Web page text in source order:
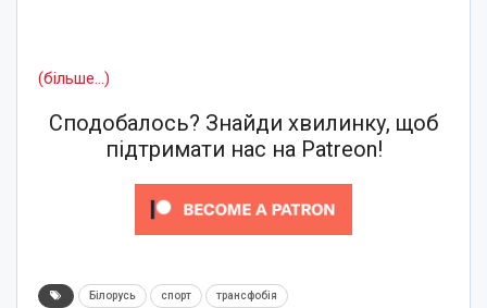
(більше…)
Сподобалось? Знайди хвилинку, щоб
підтримати нас на Patreon!
Білорусь спорт трансфобія